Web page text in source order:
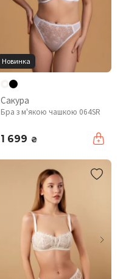
Новинка
Сакура
Бра з м'якою чашкою 064SR
1 699 ₴